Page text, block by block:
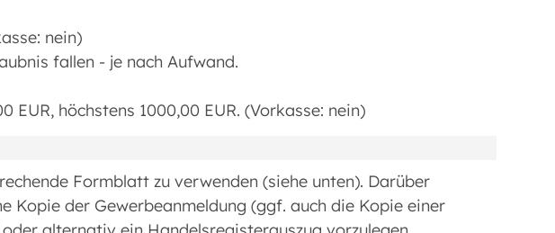
nein)
fallen - je nach Aufwand.
EUR, höchstens 1000,00 EUR. (Vorkasse: nein)
Formblatt zu verwenden (siehe unten). Darüber
Kopie der Gewerbeanmeldung (ggf. auch die Kopie einer